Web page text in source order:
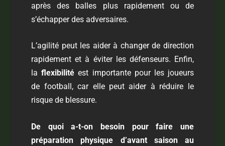
après des balles plus rapidement ou de
s’échapper des adversaires.
L’agilité peut les aider à changer de direction
rapidement et à éviter les défenseurs. Enfin,
laflexibilité est importante pour les joueurs
de football, car elle peut aider à réduire le
risque de blessure.
De quoi a-t-on besoin pour faire une
préparation physique d’avant saison au